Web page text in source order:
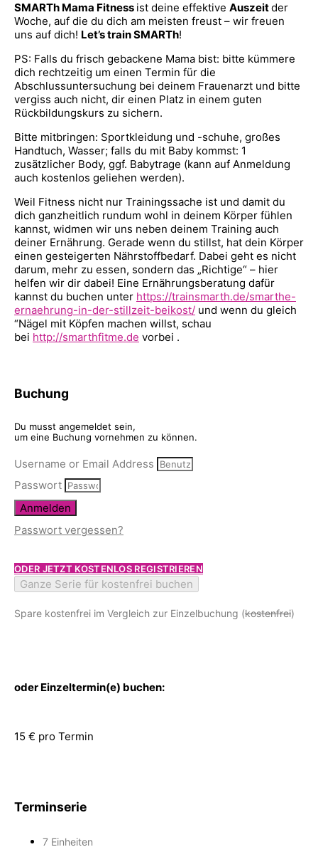
SMARTh Mama Fitness ist deine effektive Auszeitder
Woche, auf die du dich am meisten freust – wir freuen
uns auf dich! Let’s train SMARTh!
PS: Falls du frisch gebackene Mama bist: bitte kümmere
dich rechtzeitig um einen Termin für die
Abschlussuntersuchung bei deinem Frauenarzt und bitte
vergiss auch nicht, dir einen Platz in einem guten
Rückbildungskurs zu sichern.
Bitte mitbringen: Sportkleidung und -schuhe, großes
Handtuch, Wasser; falls du mit Baby kommst: 1
zusätzlicher Body, ggf. Babytrage (kann auf Anmeldung
auch kostenlos geliehen werden).
Weil Fitness nicht nur Trainingssache ist und damit du
dich ganzheitlich rundum wohl in deinem Körper fühlen
kannst, widmen wir uns neben deinem Training auch
deiner Ernährung. Gerade wenn du stillst, hat dein Körper
einen gesteigerten Nährstoffbedarf. Dabei geht es nicht
darum, mehr zu essen, sondern das „Richtige“ – hier
helfen wir dir dabei! Eine Ernährungsberatung dafür
kannst du buchen unter https://trainsmarth.de/smarthe-
ernaehrung-in-der-stillzeit-beikost/ und wenn du gleich
“Nägel mit Köpfen machen willst, schau
bei http://smarthfitme.de vorbei .
Buchung
Du musst angemeldet sein,
um eine Buchung vornehmen zu können.
Username or Email Address
Passwort
Anmelden
Passwort vergessen?
ODER JETZT KOSTENLOS REGISTRIEREN
Ganze Serie für kostenfrei buchen
Spare kostenfrei im Vergleich zur Einzelbuchung (kostenfrei)
oder Einzeltermin(e) buchen:
15 € pro Termin
Terminserie
7 Einheiten